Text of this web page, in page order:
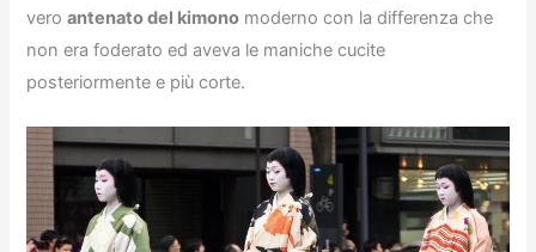
veroantenato del kimono moderno con la differenza che
non era foderato ed aveva le maniche cucite
posteriormente e più corte.